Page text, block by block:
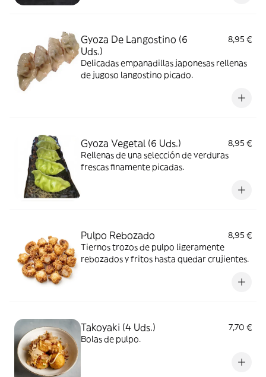
Gyoza De Langostino (6
Uds.)
8,95 €
Delicadas empanadillas japonesas rellenas
de jugoso langostino picado.
Gyoza Vegetal (6 Uds.)
8,95 €
Rellenas de una selección de verduras
frescas finamente picadas.
Pulpo Rebozado
8,95 €
Tiernos trozos de pulpo ligeramente
rebozados y fritos hasta quedar crujientes.
Takoyaki (4 Uds.)
7,70 €
Bolas de pulpo.